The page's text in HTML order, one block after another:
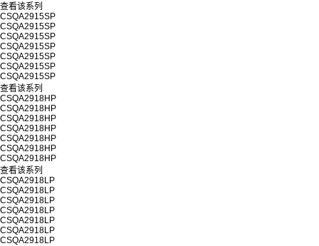
查看该系列
CSQA2915SP
CSQA2915SP
CSQA2915SP
CSQA2915SP
CSQA2915SP
CSQA2915SP
CSQA2915SP
查看该系列
CSQA2918HP
CSQA2918HP
CSQA2918HP
CSQA2918HP
CSQA2918HP
CSQA2918HP
CSQA2918HP
查看该系列
CSQA2918LP
CSQA2918LP
CSQA2918LP
CSQA2918LP
CSQA2918LP
CSQA2918LP
CSQA2918LP